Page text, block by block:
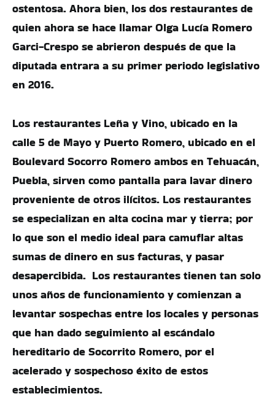
ostentosa. Ahora bien, los dos restaurantes de
quien ahora se hace llamar Olga Lucía Romero
Garci-Crespo se abrieron después de que la
diputada entrara a su primer periodo legislativo
en 2016.
Los restaurantes Leña y Vino, ubicado en la
calle 5 de Mayo y Puerto Romero, ubicado en el
Boulevard Socorro Romero ambos en Tehuacán,
Puebla, sirven como pantalla para lavar dinero
proveniente de otros ilícitos. Los restaurantes
se especializan en alta cocina mar y tierra; por
lo que son el medio ideal para camuflar altas
sumas de dinero en sus facturas, y pasar
desapercibida. Los restaurantes tienen tan solo
unos años de funcionamiento y comienzan a
levantar sospechas entre los locales y personas
que han dado seguimiento al escándalo
hereditario de Socorrito Romero, por el
acelerado y sospechoso éxito de estos
establecimientos.